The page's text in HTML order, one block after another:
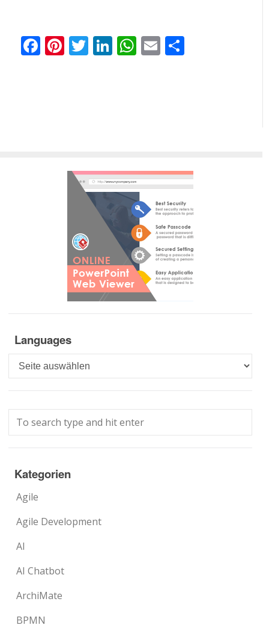
Facebook
Pinterest
Twitter
LinkedIn
WhatsApp
Email
Languages
Languages
Kategorien
Agile
Agile Development
AI
AI Chatbot
ArchiMate
BPMN